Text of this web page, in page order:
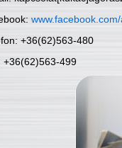
+36(62)563-480
+36(62)563-499